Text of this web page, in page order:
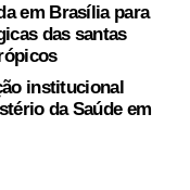
em Brasília para
das santas
institucional
da Saúde em